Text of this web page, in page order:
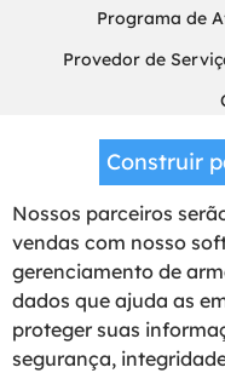
Programa de
Provedor de
Construir
Nossos parceiros
vendas com nosso
gerenciamento de
dados que ajuda as
proteger suas
segurança,